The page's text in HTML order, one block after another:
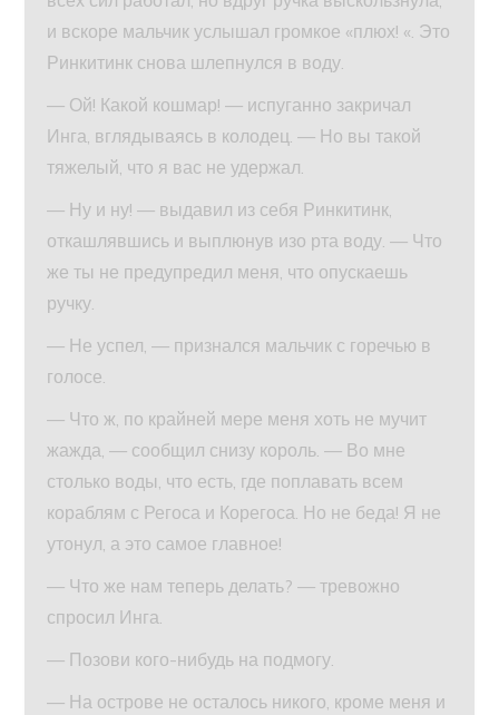
и вскоре мальчик услышал громкое «плюх! «. Это
Ринкитинк снова шлепнулся в воду.
— Ой! Какой кошмар! — испуганно закричал
Инга, вглядываясь в колодец. — Но вы такой
тяжелый, что я вас не удержал.
— Ну и ну! — выдавил из себя Ринкитинк,
откашлявшись и выплюнув изо рта воду. — Что
же ты не предупредил меня, что опускаешь
ручку.
— Не успел, — признался мальчик с горечью в
голосе.
— Что ж, по крайней мере меня хоть не мучит
жажда, — сообщил снизу король. — Во мне
столько воды, что есть, где поплавать всем
кораблям с Регоса и Корегоса. Но не беда! Я не
утонул, а это самое главное!
— Что же нам теперь делать? — тревожно
спросил Инга.
— Позови кого-нибудь на подмогу.
— На острове не осталось никого, кроме меня и